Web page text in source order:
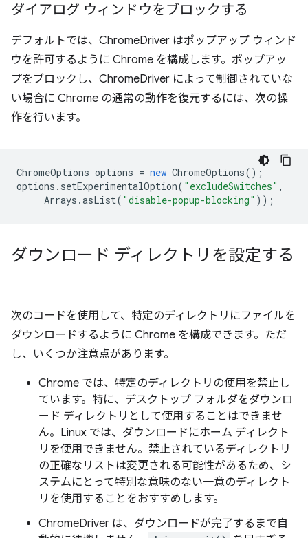
ダイアログ ウィンドウをブロックする
デフォルトでは、ChromeDriver はポップアップ ウィンド
ウを許可するように Chrome を構成します。ポップアッ
プをブロックし、ChromeDriver によって制御されていな
い場合に Chrome の通常の動作を復元するには、次の操
作を行います。
ChromeOptions options = new ChromeOptions();
options . setExperimentalOption( "excludeSwitches" ,
Arrays .asList( "disable-popup-blocking" ));
ダウンロード ディレクトリを設定する
次のコードを使用して、特定のディレクトリにファイルを
ダウンロードするように Chrome を構成できます。ただ
し、いくつか注意点があります。
Chrome では、特定のディレクトリの使用を禁止し
ています。特に、デスクトップ フォルダをダウンロ
ード ディレクトリとして使用することはできませ
ん。Linux では、ダウンロードにホーム ディレクト
リを使用できません。禁止されているディレクトリ
の正確なリストは変更される可能性があるため、シ
ステムにとって特別な意味のない一意のディレクト
リを使用することをおすすめします。
ChromeDriver は、ダウンロードが完了するまで自